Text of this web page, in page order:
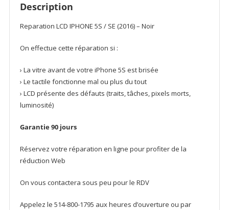
quantity
Description
Reparation LCD IPHONE 5S / SE (2016) – Noir
On effectue cette réparation si :
› La vitre avant de votre iPhone 5S est brisée
› Le tactile fonctionne mal ou plus du tout
› LCD présente des défauts (traits, tâches, pixels morts,
luminosité)
Garantie 90 jours
Réservez votre réparation en ligne pour profiter de la
réduction Web
On vous contactera sous peu pour le RDV
Appelez le 514-800-1795 aux heures d’ouverture ou par